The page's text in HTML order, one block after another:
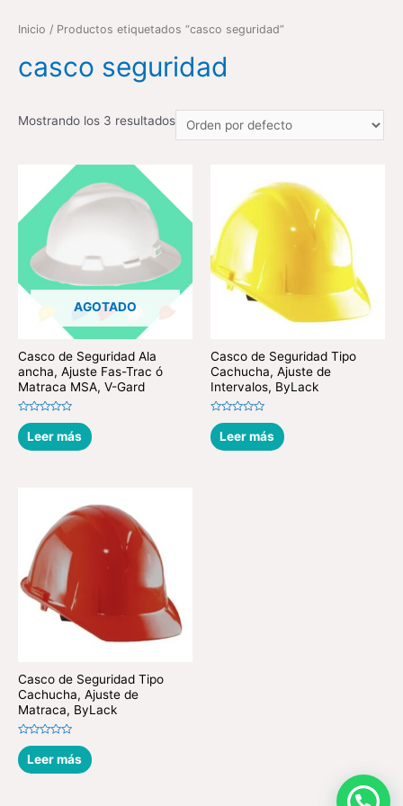
Inicio / Productos etiquetados “casco seguridad”
casco seguridad
Mostrando los 3 resultados
AGOTADO
Casco de Seguridad Ala
ancha, Ajuste Fas-Trac ó
Matraca MSA, V-Gard
Valorado
en
0
de
Leer más
Casco de Seguridad Tipo
Cachucha, Ajuste de
Intervalos, ByLack
Valorado
en
0
de
Leer más
Casco de Seguridad Tipo
Cachucha, Ajuste de
Matraca, ByLack
Valorado
en
0
de
Leer más